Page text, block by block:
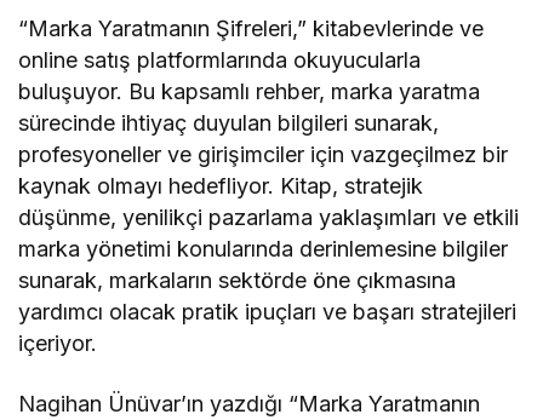
“Marka Yaratmanın Şifreleri,” kitabevlerinde ve
online satış platformlarında okuyucularla
buluşuyor. Bu kapsamlı rehber, marka yaratma
sürecinde ihtiyaç duyulan bilgileri sunarak,
profesyoneller ve girişimciler için vazgeçilmez bir
kaynak olmayı hedefliyor. Kitap, stratejik
düşünme, yenilikçi pazarlama yaklaşımları ve etkili
marka yönetimi konularında derinlemesine bilgiler
sunarak, markaların sektörde öne çıkmasına
yardımcı olacak pratik ipuçları ve başarı stratejileri
içeriyor.
Nagihan Ünüvar’ın yazdığı “Marka Yaratmanın